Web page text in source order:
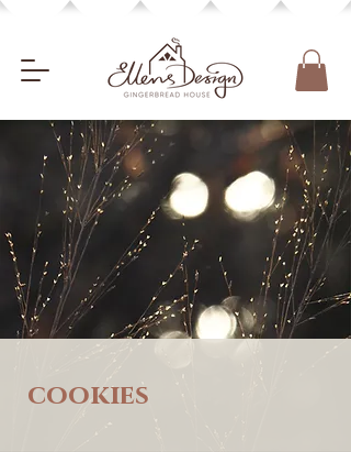
cookies